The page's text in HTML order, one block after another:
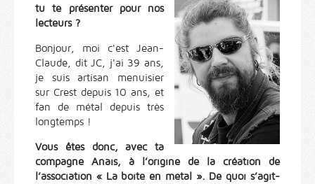
tu te présenter pour nos
lecteurs ?
Bonjour, moi c'est Jean-
Claude, dit JC, j'ai 39 ans,
je suis artisan menuisier
sur Crest depuis 10 ans, et
fan de métal depuis très
longtemps !
Vous êtes donc, avec ta
compagne Anaïs, à l’origine de la création de
l’association « La boite en metal ». De quoi s’agit-